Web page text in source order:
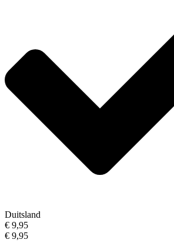
Duitsland
€ 9,95
€ 9,95